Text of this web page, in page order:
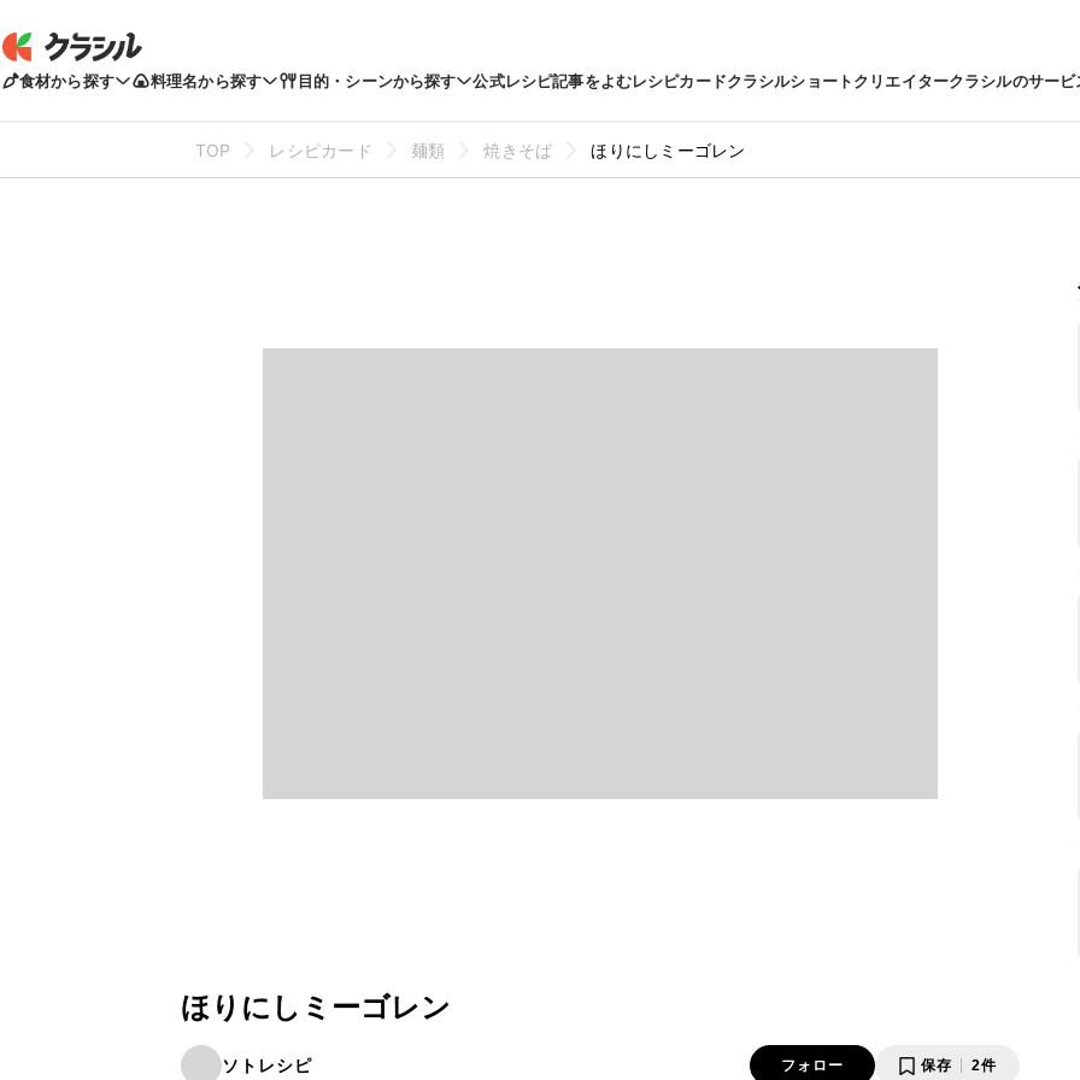
食材から探す 料理名から探す 目的・シーンから探す 公式レシピ記事をよむレシピカードクラシルショートクリエイタークラシルのサービ
TOP レシピカード 麺類 焼きそば ほりにしミーゴレン
ほりにしミーゴレン
ソトレシピ フォロー 保存 2件